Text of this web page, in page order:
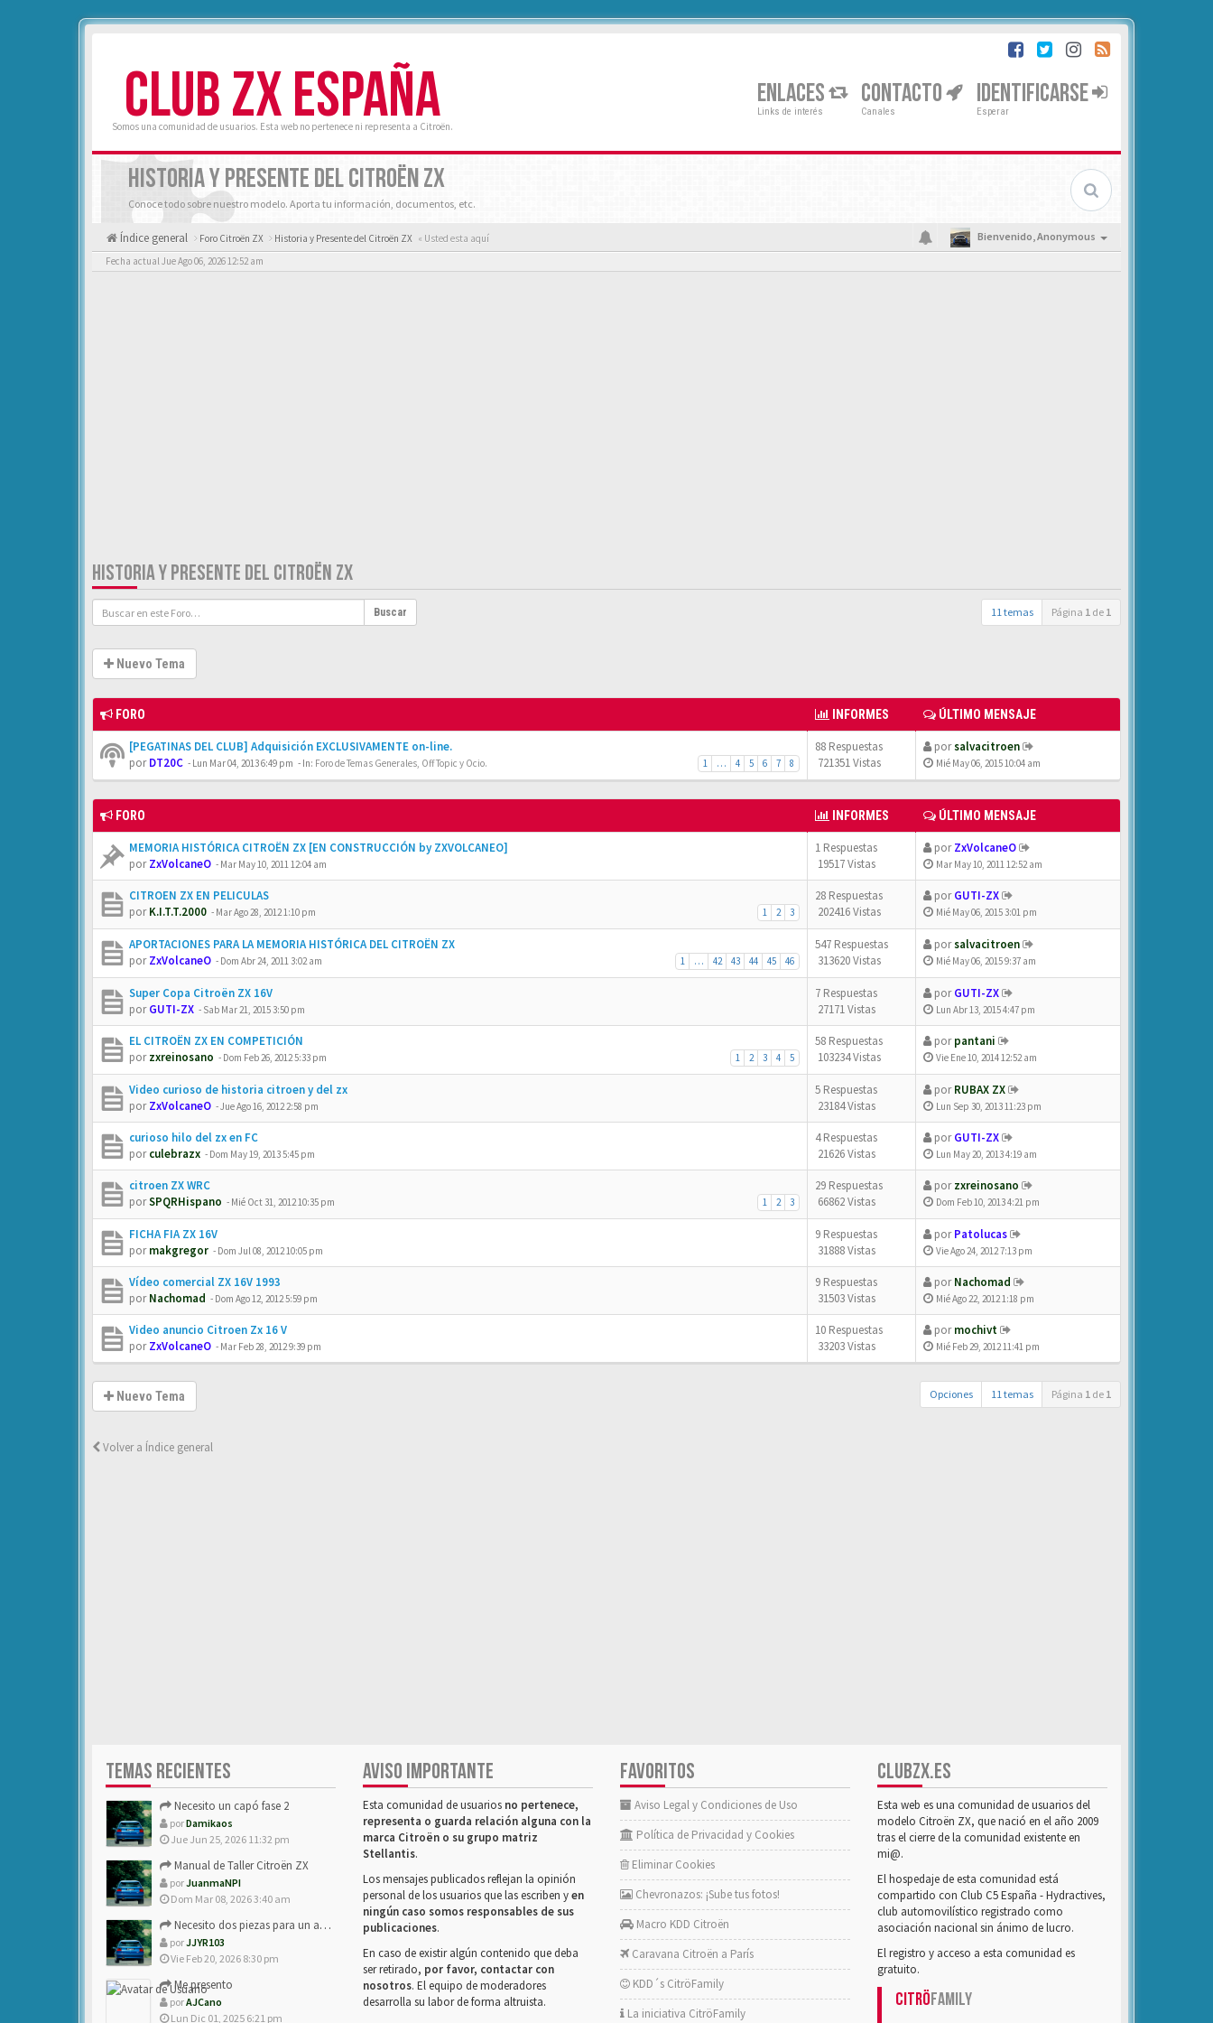
CLUB ZX ESPAÑA
Somos una comunidad de usuarios. Esta web no pertenece ni representa a Citroën.
ENLACES
Links de interés
CONTACTO
Canales
IDENTIFICARSE
Esperar
HISTORIA Y PRESENTE DEL CITROËN ZX
Conoce todo sobre nuestro modelo. Aporta tu información, documentos, etc.
Índice general Foro Citroën ZX Historia y Presente del Citroën ZX « Usted esta aquí Bienvenido,Anonymous
Fecha actual Jue Ago 06, 2026 12:52 am
HISTORIA Y PRESENTE DEL CITROËN ZX
Buscar 11 temas Página 1 de 1
Nuevo Tema
FORO INFORMES ÚLTIMO MENSAJE
[PEGATINAS DEL CLUB] Adquisición EXCLUSIVAMENTE on-line.
1 … 4 5 6 7 8
porDT20C - Lun Mar 04, 2013 6:49 pm - In: Foro de Temas Generales, Off Topic y Ocio.
88 Respuestas
721351 Vistas
porsalvacitroen
Mié May 06, 2015 10:04 am
FORO INFORMES ÚLTIMO MENSAJE
MEMORIA HISTÓRICA CITROËN ZX [EN CONSTRUCCIÓN by ZXVOLCANEO]
porZxVolcaneO - Mar May 10, 2011 12:04 am
1 Respuestas
19517 Vistas
porZxVolcaneO
Mar May 10, 2011 12:52 am
CITROEN ZX EN PELICULAS
1 2 3
porK.I.T.T.2000 - Mar Ago 28, 2012 1:10 pm
28 Respuestas
202416 Vistas
porGUTI-ZX
Mié May 06, 2015 3:01 pm
APORTACIONES PARA LA MEMORIA HISTÓRICA DEL CITROËN ZX
1 … 42 43 44 45 46
porZxVolcaneO - Dom Abr 24, 2011 3:02 am
547 Respuestas
313620 Vistas
porsalvacitroen
Mié May 06, 2015 9:37 am
Super Copa Citroën ZX 16V
porGUTI-ZX - Sab Mar 21, 2015 3:50 pm
7 Respuestas
27171 Vistas
porGUTI-ZX
Lun Abr 13, 2015 4:47 pm
EL CITROËN ZX EN COMPETICIÓN
1 2 3 4 5
porzxreinosano - Dom Feb 26, 2012 5:33 pm
58 Respuestas
103234 Vistas
porpantani
Vie Ene 10, 2014 12:52 am
Video curioso de historia citroen y del zx
porZxVolcaneO -Jue Ago 16, 2012 2:58 pm
5 Respuestas
23184 Vistas
porRUBAX ZX
Lun Sep 30, 2013 11:23 pm
curioso hilo del zx en FC
porculebrazx - Dom May 19, 2013 5:45 pm
4 Respuestas
21626 Vistas
porGUTI-ZX
Lun May 20, 2013 4:19 am
citroen ZX WRC
1 2 3
porSPQRHispano - Mié Oct 31, 2012 10:35 pm
29 Respuestas
66862 Vistas
porzxreinosano
Dom Feb 10, 2013 4:21 pm
FICHA FIA ZX 16V
pormakgregor - Dom Jul 08, 2012 10:05 pm
9 Respuestas
31888 Vistas
porPatolucas
Vie Ago 24, 2012 7:13 pm
Vídeo comercial ZX 16V 1993
porNachomad - Dom Ago 12, 2012 5:59 pm
9 Respuestas
31503 Vistas
porNachomad
Mié Ago 22, 2012 1:18 pm
Video anuncio Citroen Zx 16 V
porZxVolcaneO - Mar Feb 28, 2012 9:39 pm
10 Respuestas
33203 Vistas
pormochivt
Mié Feb 29, 2012 11:41 pm
Nuevo Tema Opciones 11 temas Página 1 de 1
Volver a Índice general
TEMAS RECIENTES
Necesito un capó fase 2
porDamikaos
Jue Jun 25, 2026 11:32 pm
Manual de Taller Citroën ZX
porJuanmaNPI
Dom Mar 08, 2026 3:40 am
Necesito dos piezas para un amigo con ZX.
porJJYR103
Vie Feb 20, 2026 8:30 pm
Me presento
porAJCano
Lun Dic 01, 2025 6:21 pm
AVISO IMPORTANTE
Esta comunidad de usuarios no pertenece,
representa o guarda relación alguna con la
marca Citroën o su grupo matriz
Stellantis.
Los mensajes publicados reflejan la opinión
personal de los usuarios que las escriben yen
ningún caso somos responsables de sus
publicaciones.
En caso de existir algún contenido que deba
ser retirado, por favor, contactar con
nosotros. El equipo de moderadores
desarrolla su labor de forma altruista.
FAVORITOS
Aviso Legal y Condiciones de Uso
Política de Privacidad y Cookies
Eliminar Cookies
Chevronazos: ¡Sube tus fotos!
Macro KDD Citroën
Caravana Citroën a París
KDD´s CitröFamily
La iniciativa CitröFamily
CLUBZX.ES
Esta web es una comunidad de usuarios del
modelo Citroën ZX, que nació en el año 2009
tras el cierre de la comunidad existente en
mi@.
El hospedaje de esta comunidad está
compartido con Club C5 España - Hydractives,
club automovilístico registrado como
asociación nacional sin ánimo de lucro.
El registro y acceso a esta comunidad es
gratuito.
CitröFamily